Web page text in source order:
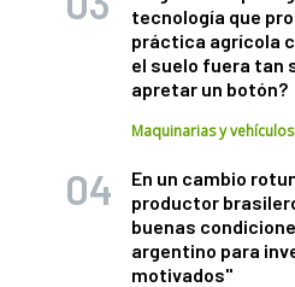
tecnología que
práctica agrícola
el suelo fuera tan
apretar un botón?
Maquinarias y vehículos
En un cambio
productor
buenas
argentino para
motivados"